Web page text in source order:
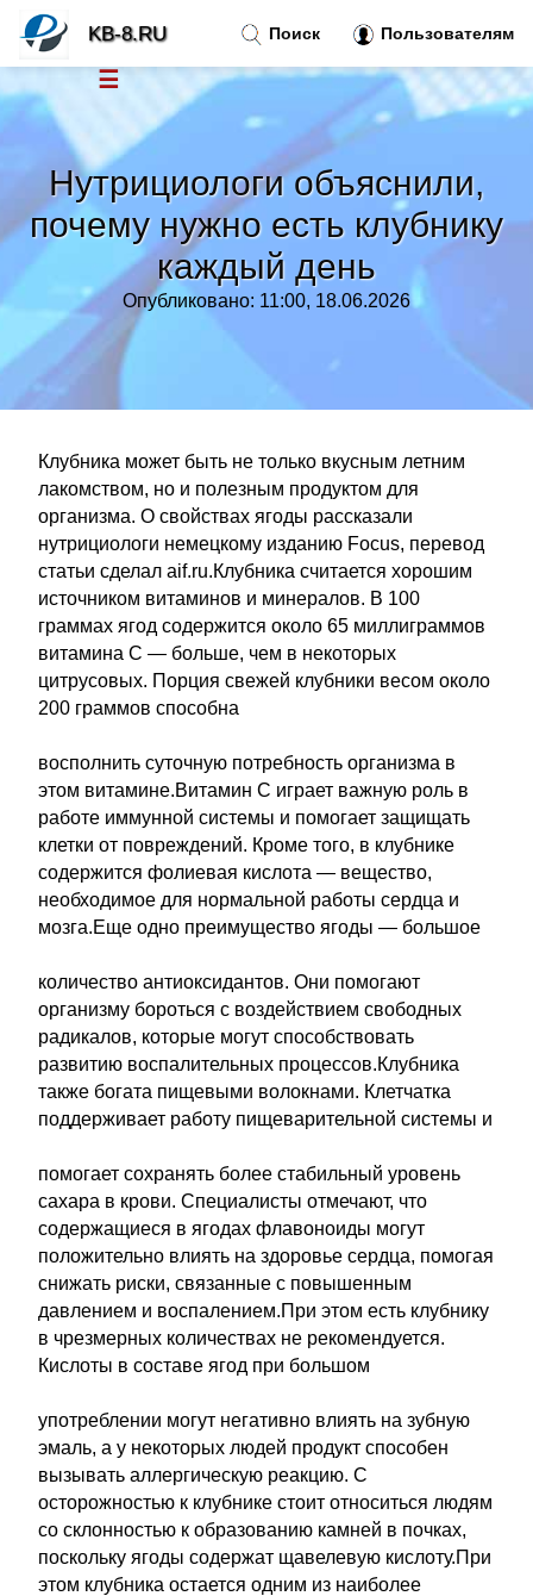
Нутрициологи объяснили,
почему нужно есть клубнику
каждый день
Опубликовано: 11:00, 18.06.2026
Клубника может быть не только вкусным летним
лакомством, но и полезным продуктом для
организма. О свойствах ягоды рассказали
нутрициологи немецкому изданию Focus, перевод
статьи сделал aif.ru.Клубника считается хорошим
источником витаминов и минералов. В 100
граммах ягод содержится около 65 миллиграммов
витамина C — больше, чем в некоторых
цитрусовых. Порция свежей клубники весом около
200 граммов способна
восполнить суточную потребность организма в
этом витамине.Витамин C играет важную роль в
работе иммунной системы и помогает защищать
клетки от повреждений. Кроме того, в клубнике
содержится фолиевая кислота — вещество,
необходимое для нормальной работы сердца и
мозга.Еще одно преимущество ягоды — большое
количество антиоксидантов. Они помогают
организму бороться с воздействием свободных
радикалов, которые могут способствовать
развитию воспалительных процессов.Клубника
также богата пищевыми волокнами. Клетчатка
поддерживает работу пищеварительной системы и
помогает сохранять более стабильный уровень
сахара в крови. Специалисты отмечают, что
содержащиеся в ягодах флавоноиды могут
положительно влиять на здоровье сердца, помогая
снижать риски, связанные с повышенным
давлением и воспалением.При этом есть клубнику
в чрезмерных количествах не рекомендуется.
Кислоты в составе ягод при большом
употреблении могут негативно влиять на зубную
эмаль, а у некоторых людей продукт способен
вызывать аллергическую реакцию. С
осторожностью к клубнике стоит относиться людям
со склонностью к образованию камней в почках,
поскольку ягоды содержат щавелевую кислоту.При
этом клубника остается одним из наиболее
Поиск Пользователям
KB-8.RU
☰
Новости
Тренды новостей»
»
Правила »
Контакт»